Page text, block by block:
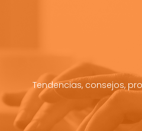
Tendencias, consejos,